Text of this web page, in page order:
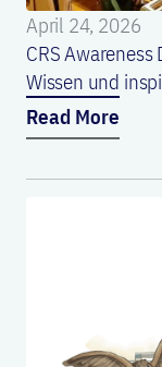
April 24, 2026
CRS
Wissen und
Read More